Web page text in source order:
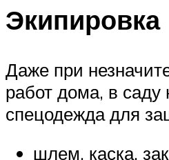
Экипировка
Даже при
работ дома, в саду
спецодежда для
шлем, каска,